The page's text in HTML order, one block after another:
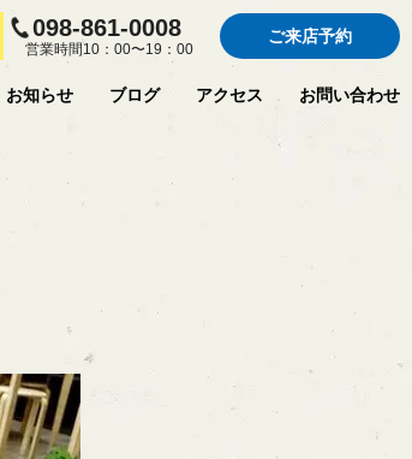
098-861-0008
営業時間10：00〜19：00
ご来店予約
お知らせ ブログ アクセス お問い合わせ